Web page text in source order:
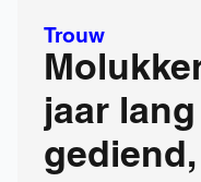
Trouw
jaar